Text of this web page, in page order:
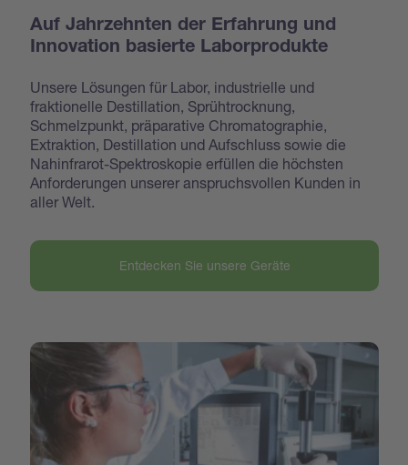
Auf Jahrzehnten der Erfahrung und
Innovation basierte Laborprodukte
Unsere Lösungen für Labor, industrielle und
fraktionelle Destillation, Sprühtrocknung,
Schmelzpunkt, präparative Chromatographie,
Extraktion, Destillation und Aufschluss sowie die
Nahinfrarot-Spektroskopie erfüllen die höchsten
Anforderungen unserer anspruchsvollen Kunden in
aller Welt.
Entdecken Sie unsere Geräte